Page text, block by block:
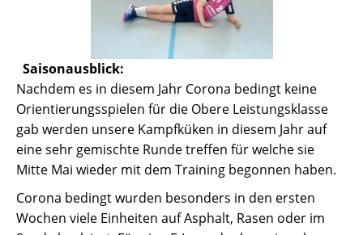
Saisonausblick:
Nachdem es in diesem Jahr Corona bedingt keine
Orientierungsspielen für die Obere Leistungsklasse
gab werden unsere Kampfküken in diesem Jahr auf
eine sehr gemischte Runde treffen für welche sie
Mitte Mai wieder mit dem Training begonnen haben.
Corona bedingt wurden besonders in den ersten
Wochen viele Einheiten auf Asphalt, Rasen oder im